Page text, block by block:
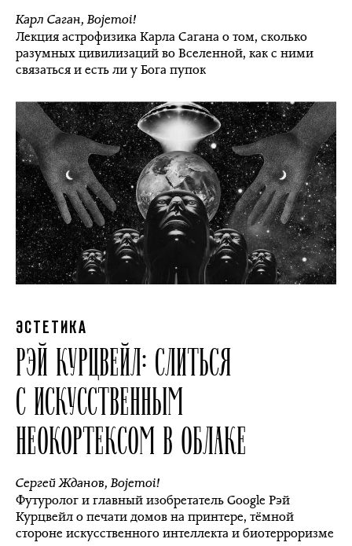
Карл Саган,Bojemoi!
Лекция астрофизика Карла Сагана о том, сколько
разумных цивилизаций во Вселенной, как с ними
связаться и есть ли у Бога пупок
ЭСТЕТИКА
РЭЙ КУРЦВЕЙЛ: СЛИТЬСЯ
С ИСКУССТВЕННЫМ
НЕОКОРТЕКСОМ В ОБЛАКЕ
Сергей Жданов,Bojemoi!
Футуролог и главный изобретатель Google Рэй
Курцвейл о печати домов на принтере, тёмной
стороне искусственного интеллекта и биотерроризме